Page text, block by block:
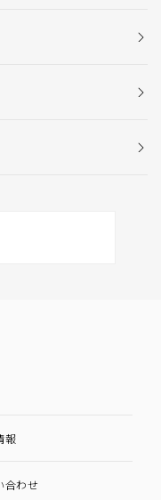
報
合わせ